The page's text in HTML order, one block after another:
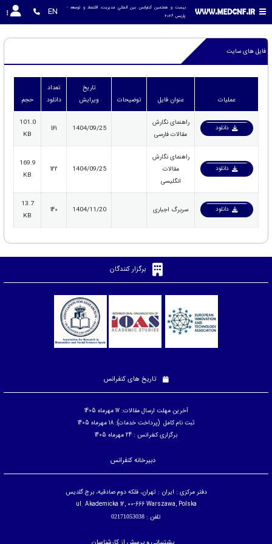
پاریس 2026
EN
فایل های سایت
عملیات عنوان فایل توضیحات
تاریخ
ویرایش
تعداد
دانلود
حجم
دانلود
راهنمای نگارش
مقالات فارسی
1404/09/25
161
101.0
KB
دانلود
راهنمای نگارش
مقالات
انگلیسی
1404/09/25
122
169.9
KB
دانلود سربرگ اجباری 1404/11/20
140
13.7
KB
برگزار کنندگان
تاریخ های کنفرانس
آخرین مهلت ارسال مقالات: 17 مهرماه 1405
ثبت نام کامل (پرداخت خدمات): 18 مهرماه 1405
برگزاری کنفرانس : 24 مهرماه 1405
دبیرخانه کنفرانس
دفتر مرکزی : ایران : تهران، فلکه دوم صادقیه، برج گلدیس
ul. Akademicka 12, 00-666 Warszawa, Polska
تلفن : 02171053038